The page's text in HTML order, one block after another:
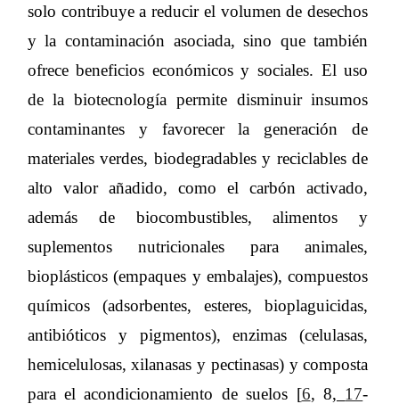
solo contribuye a reducir el volumen de desechos
y la contaminación asociada, sino que también
ofrece beneficios económicos y sociales. El uso
de la biotecnología permite disminuir insumos
contaminantes y favorecer la generación de
materiales verdes, biodegradables y reciclables de
alto valor añadido, como el carbón activado,
además de biocombustibles, alimentos y
suplementos nutricionales para animales,
bioplásticos (empaques y embalajes), compuestos
químicos (adsorbentes, esteres, bioplaguicidas,
antibióticos y pigmentos), enzimas (celulasas,
hemicelulosas, xilanasas y pectinasas) y composta
para el acondicionamiento de suelos [6, 8, 17-